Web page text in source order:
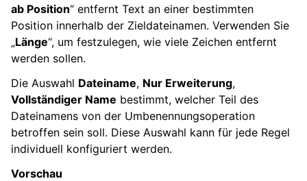
ab Position“ entfernt Text an einer bestimmten
Position innerhalb der Zieldateinamen. Verwenden Sie
„Länge“, um festzulegen, wie viele Zeichen entfernt
werden sollen.
Die Auswahl Dateiname, Nur Erweiterung,
Vollständiger Name bestimmt, welcher Teil des
Dateinamens von der Umbenennungsoperation
betroffen sein soll. Diese Auswahl kann für jede Regel
individuell konfiguriert werden.
Vorschau